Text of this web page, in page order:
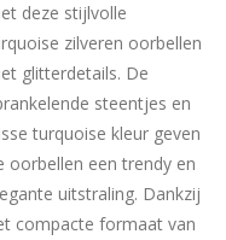
deze stijlvolle
zilveren oorbellen
glitterdetails. De
steentjes en
turquoise kleur geven
oorbellen een trendy en
uitstraling. Dankzij
compacte formaat van